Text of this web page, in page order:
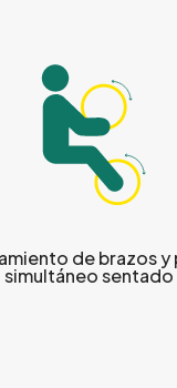
de brazos y
simultáneo sentado